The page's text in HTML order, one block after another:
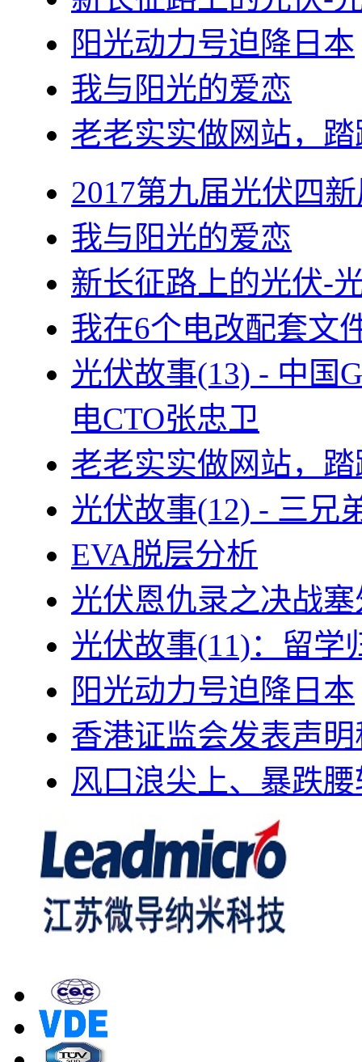
阳光动力号迫降日本
我与阳光的爱恋
老老实实做网站，
2017第九届光伏四
我与阳光的爱恋
新长征路上的光伏-
我在6个电改配套文
光伏故事(13) - 中国
电CTO张忠卫
老老实实做网站，
光伏故事(12) - 三兄
EVA脱层分析
光伏恩仇录之决战
光伏故事(11)：留学
阳光动力号迫降日本
香港证监会发表声
风口浪尖上、暴跌